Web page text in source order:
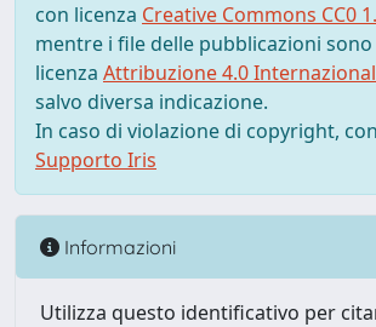
con licenza Creative Commons CC0
mentre i file delle pubblicazioni
licenza Attribuzione 4.0
salvo diversa indicazione.
In caso di violazione di copyright,
Supporto Iris
Informazioni
Utilizza questo identificativo per